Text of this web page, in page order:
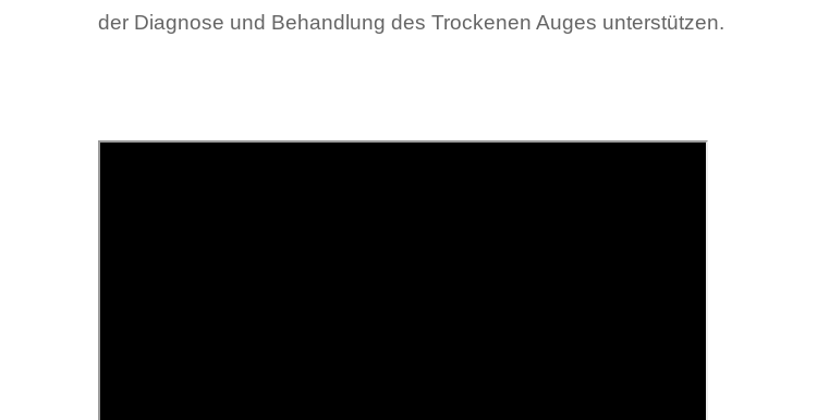
der Diagnose und Behandlung des Trockenen Auges unterstützen.